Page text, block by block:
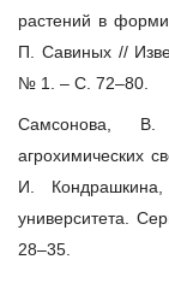
растений в
П. Савиных //
№ 1. – С. 72–80.
Самсонова, В.
агрохимических
И.
университета.
28–35.